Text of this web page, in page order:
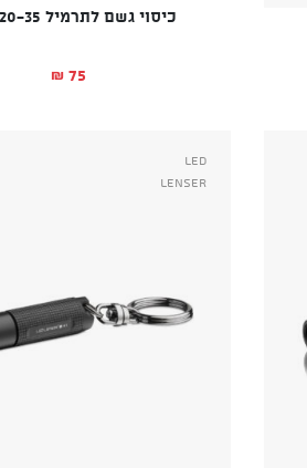
כיסוי גשם לתרמיל 20-35 ליטר
₪ 75
Led
Lenser